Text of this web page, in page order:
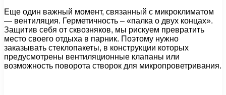
Еще один важный момент, связанный с микроклиматом
— вентиляция. Герметичность – «палка о двух концах».
Защитив себя от сквозняков, мы рискуем превратить
место своего отдыха в парник. Поэтому нужно
заказывать стеклопакеты, в конструкции которых
предусмотрены вентиляционные клапаны или
возможность поворота створок для микропроветривания.